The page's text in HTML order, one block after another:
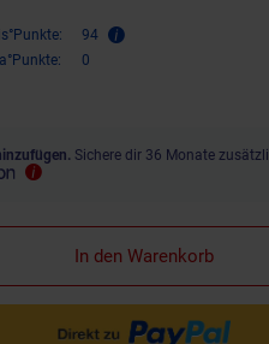
94
0
Sichere dir 36 Monate
In den Warenkorb